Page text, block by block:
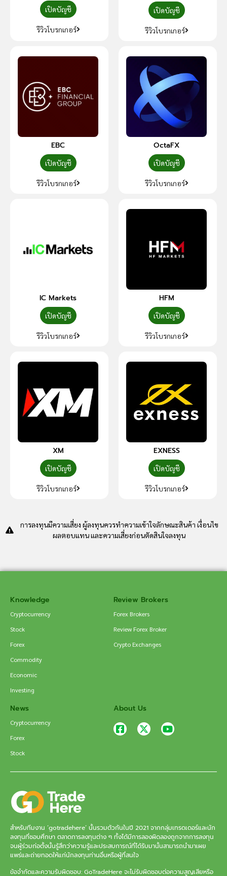
เปิดบัญชี
รีวิวโบรกเกอร์
เปิดบัญชี
รีวิวโบรกเกอร์
EBC
เปิดบัญชี
รีวิวโบรกเกอร์
OctaFX
เปิดบัญชี
รีวิวโบรกเกอร์
IC Markets
เปิดบัญชี
รีวิวโบรกเกอร์
HFM
เปิดบัญชี
รีวิวโบรกเกอร์
XM
เปิดบัญชี
รีวิวโบรกเกอร์
EXNESS
เปิดบัญชี
รีวิวโบรกเกอร์
การลงทุนมีความเสี่ยง ผู้ลงทุนควรทำความเข้าใจลักษณะสินค้า เงื่อนไข
ผลตอบแทน และความเสี่ยงก่อนตัดสินใจลงทุน
Knowledge
Cryptocurrency
Stock
Forex
Commodity
Economic
Investing
Review Brokers
Forex Brokers
Review Forex Broker
Crypto Exchanges
News
Cryptocurrency
Forex
Stock
About Us
สำหรับทีมงาน ‘gotradehere’ นั้นรวมตัวกันในปี 2021 จากกลุ่มเทรดเดอร์และนัก
ลงทุนที่ชอบศึกษา ตลาดการลงทุนต่าง ๆ ทั้งได้มีการลองผิดลองถูกจากการลงทุน
จนผู้ร่วมก่อตั้งนั้นรู้สึกว่าความรู้และประสบการณ์ที่ได้รับมานั้นสามารถนำมาเผย
แพร่และถ่ายทอดให้แก่นักลงทุนท่านอื่นหรือผู้ที่สนใจ
ข้อจำกัดและความรับผิดชอบ: GoTradeHere จะไม่รับผิดชอบต่อความสูญเสียหรือ